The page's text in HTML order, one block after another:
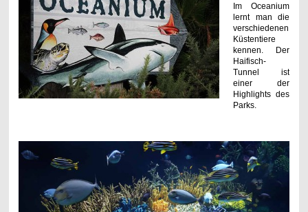
Im Oceanium
lernt man die
verschiedenen
Küstentiere
kennen. Der
Haifisch-
Tunnel ist
einer der
Highlights des
Parks.